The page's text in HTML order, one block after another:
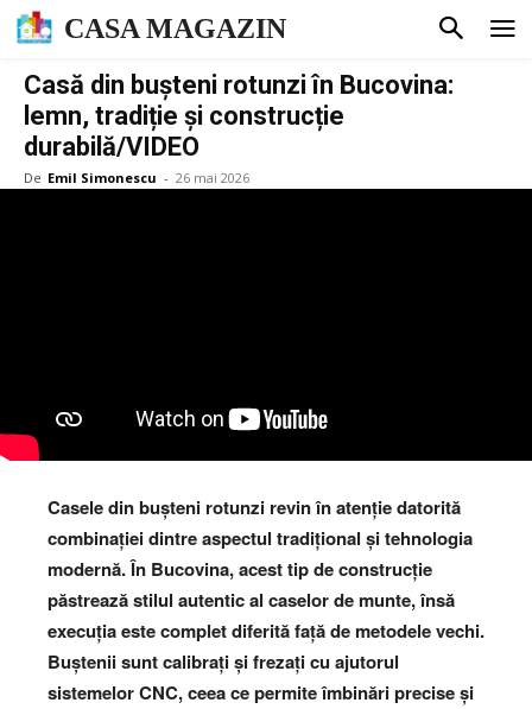
CASA MAGAZIN
Casă din bușteni rotunzi în Bucovina:
lemn, tradiție și construcție
durabilă/VIDEO
De Emil Simonescu - 26 mai 2026
Casele din bușteni rotunzi revin în atenție datorită
combinației dintre aspectul tradițional și tehnologia
modernă. În Bucovina, acest tip de construcție
păstrează stilul autentic al caselor de munte, însă
execuția este complet diferită față de metodele vechi.
Buștenii sunt calibrați și frezați cu ajutorul
sistemelor CNC, ceea ce permite îmbinări precise și